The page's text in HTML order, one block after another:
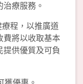
療服務。
程，以推廣道
費將以收取基本
供優質及可負